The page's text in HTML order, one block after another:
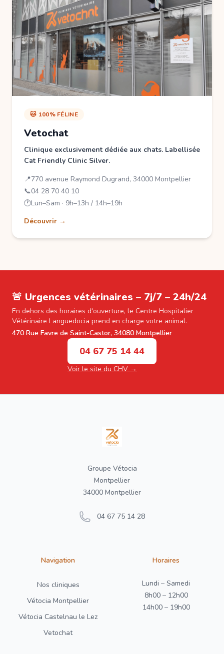
🐱 100% FÉLINE
Vetochat
Clinique exclusivement dédiée aux chats. Labellisée
Cat Friendly Clinic Silver.
📍770 avenue Raymond Dugrand, 34000 Montpellier
📞04 28 70 40 10
🕐Lun–Sam · 9h–13h / 14h–19h
Découvrir →
🚨 Urgences vétérinaires – 7j/7 – 24h/24
En dehors des horaires d'ouverture, le Centre Hospitalier
Vétérinaire Languedocia prend en charge votre animal.
470 Rue Favre de Saint-Castor, 34080 Montpellier
04 67 75 14 44
Voir le site du CHV →
Groupe Vétocia
Montpellier
34000 Montpellier
04 67 75 14 28
Navigation
Nos cliniques
Vétocia Montpellier
Vétocia Castelnau le Lez
Vetochat
Horaires
Lundi – Samedi
8h00 – 12h00
14h00 – 19h00